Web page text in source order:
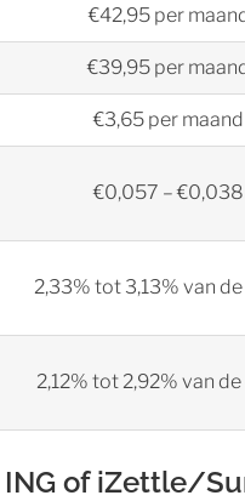
€42,95 per
€39,95 per
€3,65 per maand
€0,057 – €0,038
2,33% tot 3,13% van
2,12% tot 2,92% van
of iZettle/